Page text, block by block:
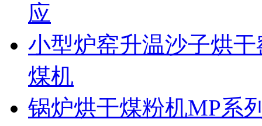
应
小型炉窑升温沙子烘
煤机
锅炉烘干煤粉机MP系